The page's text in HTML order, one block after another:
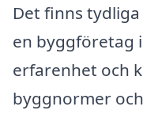
Det finns
en byggföretag
erfarenhet och
byggnormer